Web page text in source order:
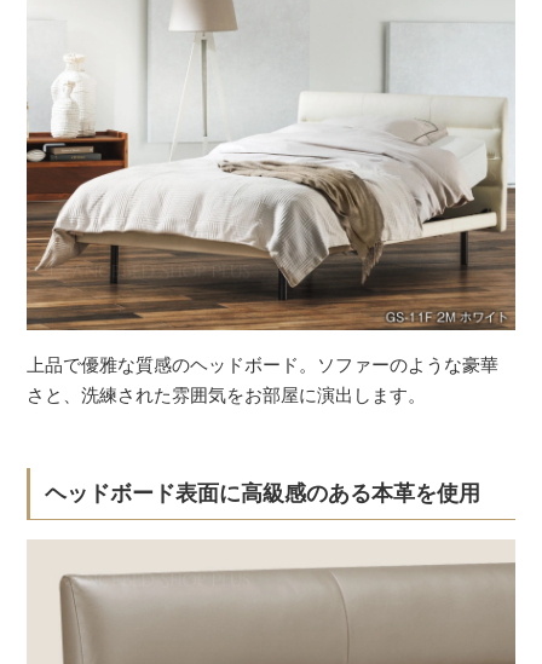
上品で優雅な質感のヘッドボード。ソファーのような豪華
さと、洗練された雰囲気をお部屋に演出します。
ヘッドボード表面に高級感のある本革を使用